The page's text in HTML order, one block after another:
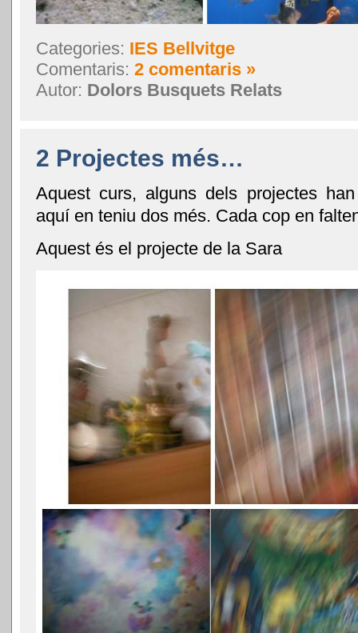
Categories: IES Bellvitge
Comentaris: 2 comentaris »
Autor: Dolors Busquets Relats
2 Projectes més…
Aquest curs, alguns dels projectes
aquí en teniu dos més. Cada cop en
Aquest és el projecte de la Sara